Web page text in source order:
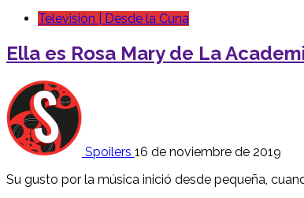
Televisión | Desde la Cuna
Ella es Rosa Mary de La
Spoilers 16 de noviembre de 2019
Su gusto por la música inició desde pequeña,